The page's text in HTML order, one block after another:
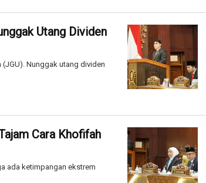
Utang Dividen
(JGU). Nunggak utang dividen
Cara Khofifah
ada ketimpangan ekstrem